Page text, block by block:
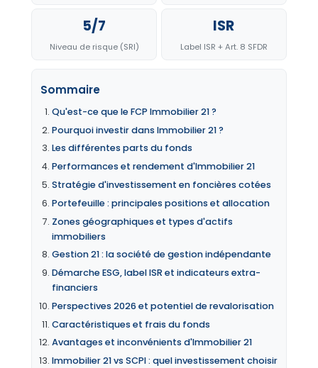
5/7
Niveau de risque (SRI)
ISR
Label ISR + Art. 8 SFDR
Sommaire
Qu'est-ce que le FCP Immobilier 21 ?
Pourquoi investir dans Immobilier 21 ?
Les différentes parts du fonds
Performances et rendement d'Immobilier 21
Stratégie d'investissement en foncières cotées
Portefeuille : principales positions et allocation
Zones géographiques et types d'actifs
immobiliers
Gestion 21 : la société de gestion indépendante
Démarche ESG, label ISR et indicateurs extra-
financiers
Perspectives 2026 et potentiel de revalorisation
Caractéristiques et frais du fonds
Avantages et inconvénients d'Immobilier 21
Immobilier 21 vs SCPI : quel investissement choisir